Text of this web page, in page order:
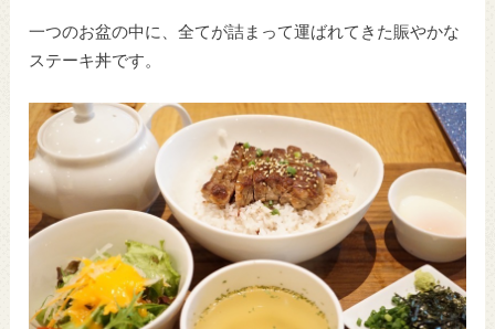
一つのお盆の中に、全てが詰まって運ばれてきた賑やかな
ステーキ丼です。